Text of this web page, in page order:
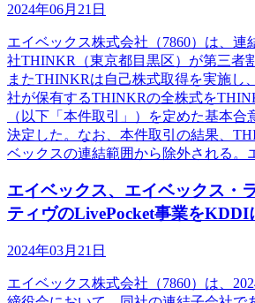
2024年06月21日
エイベックス株式会社（7860）は、連
社THINKR（東京都目黒区）が第三者
またTHINKRは自己株式取得を実施し
社が保有するTHINKRの全株式を
（以下「本件取引」）を定めた基本合
決定した。なお、本件取引の結果、
ベックスの連結範囲から除外される。
エイベックス、エイベックス・
ティヴのLivePocket事業をKDDI
2024年03月21日
エイベックス株式会社（7860）は、